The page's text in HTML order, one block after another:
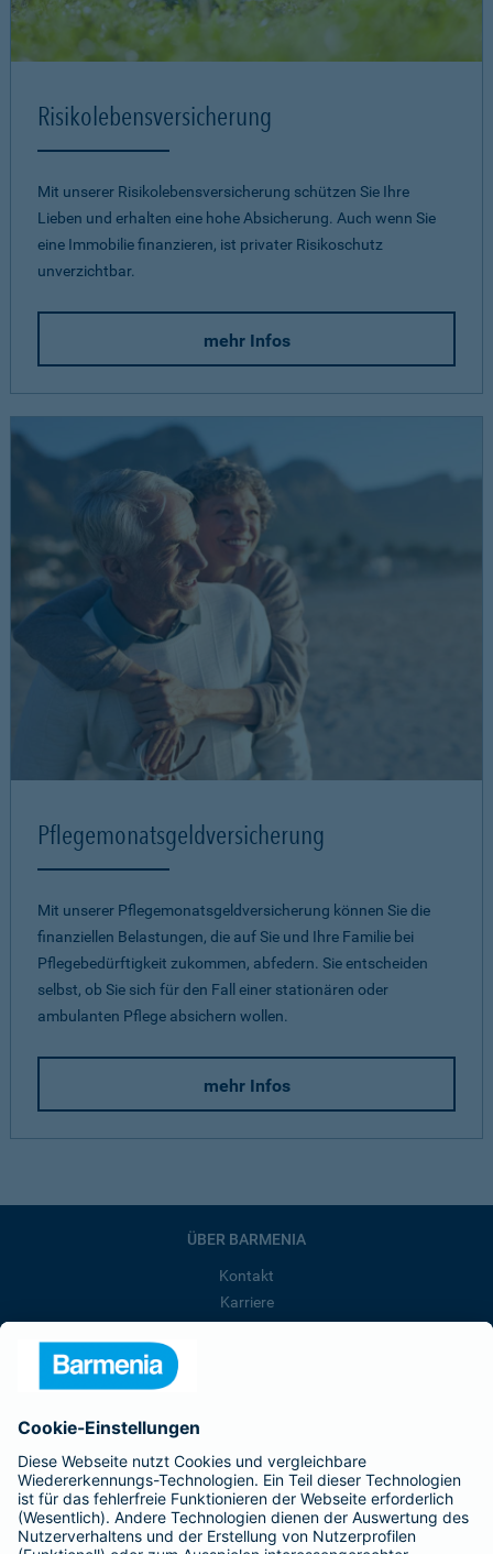
Risikolebensversicherung
Mit unserer Risikolebensversicherung schützen Sie Ihre
Lieben und erhalten eine hohe Absicherung. Auch wenn Sie
eine Immobilie finanzieren, ist privater Risikoschutz
unverzichtbar.
mehr Infos
Pflegemonatsgeld­versicherung
Mit unserer Pflegemonatsgeld­versicherung können Sie die
finanziellen Belastungen, die auf Sie und Ihre Familie bei
Pflegebedürftigkeit zukommen, abfedern. Sie entscheiden
selbst, ob Sie sich für den Fall einer stationären oder
ambulanten Pflege absichern wollen.
mehr Infos
ÜBER BARMENIA
Kontakt
Karriere
Barmenia ist Teil der BarmeniaGothaer
BELIEBTE SEITEN
Kranken-Zusatzversicherung
Tierversicherungen